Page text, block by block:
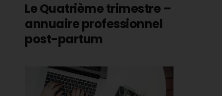
Le Quatrième trimestre –
annuaire professionnel
post-partum